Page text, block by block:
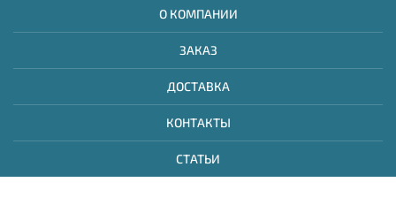
О КОМПАНИИ
ЗАКАЗ
ДОСТАВКА
КОНТАКТЫ
СТАТЬИ